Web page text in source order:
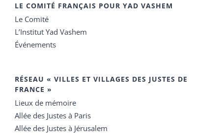
LE COMITÉ FRANÇAIS POUR YAD VASHEM
Le Comité
L’Institut Yad Vashem
Événements
RÉSEAU « VILLES ET VILLAGES DES JUSTES DE
FRANCE »
Lieux de mémoire
Allée des Justes à Paris
Allée des Justes à Jérusalem